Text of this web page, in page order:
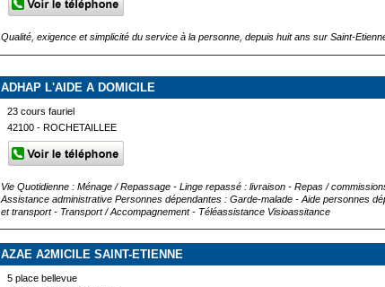
Qualité, exigence et simplicité du service à la personne, depuis huit ans sur Saint-
ADHAP L'AIDE A DOMICILE
23 cours fauriel
42100 - ROCHETAILLEE
Vie Quotidienne : Ménage / Repassage - Linge repassé : livraison - Repas /
Assistance administrative Personnes dépendantes : Garde-malade - Aide personnes
et transport - Transport / Accompagnement - Téléassistance Visioassitance
AZAE A2MICILE SAINT-ETIENNE
5 place bellevue